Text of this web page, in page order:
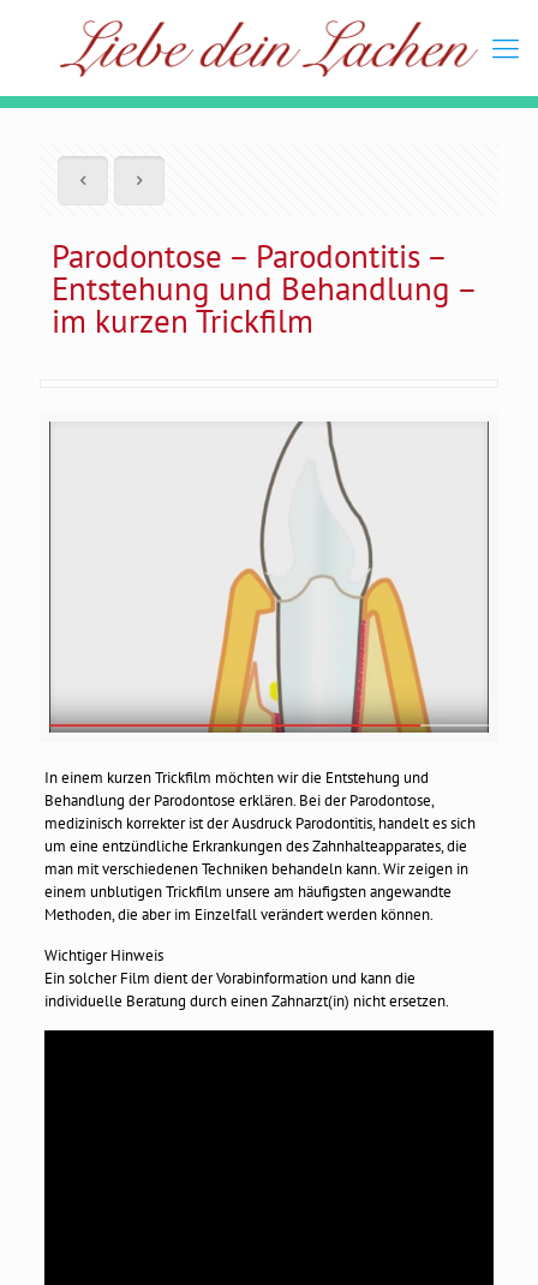
Parodontose – Parodontitis –
Entstehung und Behandlung –
im kurzen Trickfilm
In einem kurzen Trickfilm möchten wir die Entstehung und
Behandlung der Parodontose erklären. Bei der Parodontose,
medizinisch korrekter ist der Ausdruck Parodontitis, handelt es sich
um eine entzündliche Erkrankungen des Zahnhalteapparates, die
man mit verschiedenen Techniken behandeln kann. Wir zeigen in
einem unblutigen Trickfilm unsere am häufigsten angewandte
Methoden, die aber im Einzelfall verändert werden können.
Wichtiger Hinweis
Ein solcher Film dient der Vorabinformation und kann die
individuelle Beratung durch einen Zahnarzt(in) nicht ersetzen.